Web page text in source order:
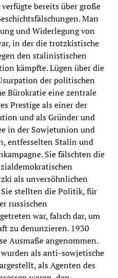
bereits über große
Man
und Widerlegung von
in der die trotzkistische
den stalinistischen
kämpfte. Lügen über die
der politischen
Bürokratie eine zentrale
Prestige als einer der
und als Gründer und
in der Sowjetunion und
entfesselten Stalin und
Sie fälschten die
als unversöhnlichen
stellten die Politik, für
russischen
war, falsch dar, um
zu denunzieren. 1930
Ausmaße angenommen.
als anti-sowjetische
als Agenten des